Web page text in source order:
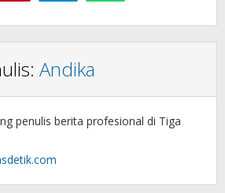
Andika
penulis berita profesional di Tiga